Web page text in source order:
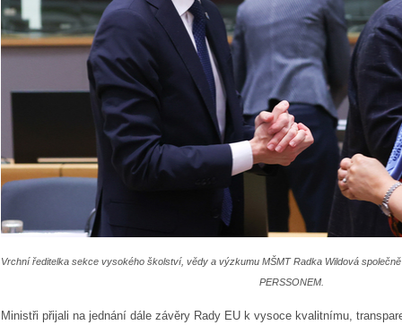
Vrchní ředitelka sekce vysokého školství, vědy a výzkumu MŠMT Radka Wildová
PERSSONEM.
Ministři přijali na jednání dále závěry Rady EU k vysoce kvalitnímu,